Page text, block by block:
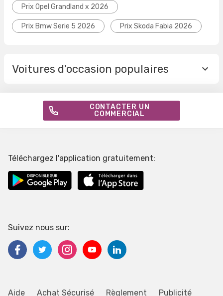
Prix Opel Grandland x 2026
Prix Bmw Serie 5 2026 Prix Skoda Fabia 2026
Voitures d'occasion populaires
CONTACTER UN
COMMERCIAL
Aide Achat Sécurisé Règlement Publicité
Téléchargez l'application gratuitement:
Suivez nous sur: